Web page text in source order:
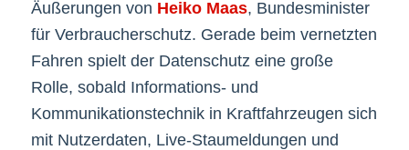
Äußerungen von Heiko Maas, Bundesminister
für Verbraucherschutz. Gerade beim vernetzten
Fahren spielt der Datenschutz eine große
Rolle, sobald Informations- und
Kommunikationstechnik in Kraftfahrzeugen sich
mit Nutzerdaten, Live-Staumeldungen und